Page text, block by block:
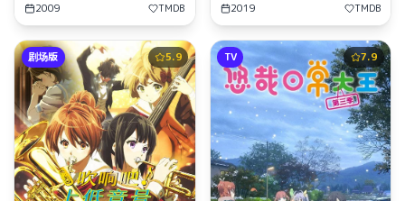
2009 TMDB 2019 TMDB
5.9
剧场版 7.9
TV